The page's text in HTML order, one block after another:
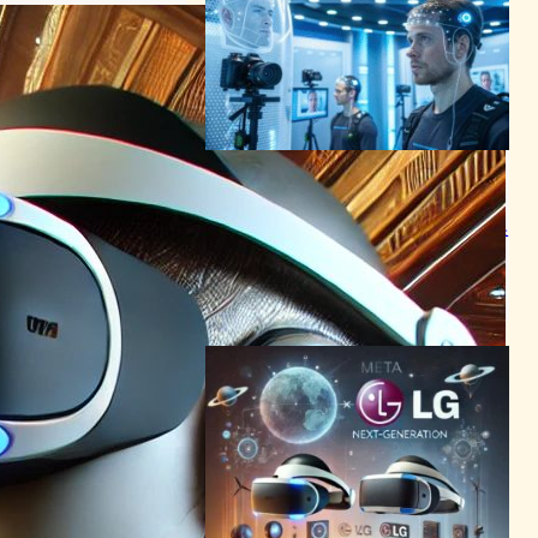
Meta「Project Warhol」、
次世代Codec Avatars開発の
ため時給50ドルで参加者募集
中
VR/ARニュース
2025年5月19日18:27